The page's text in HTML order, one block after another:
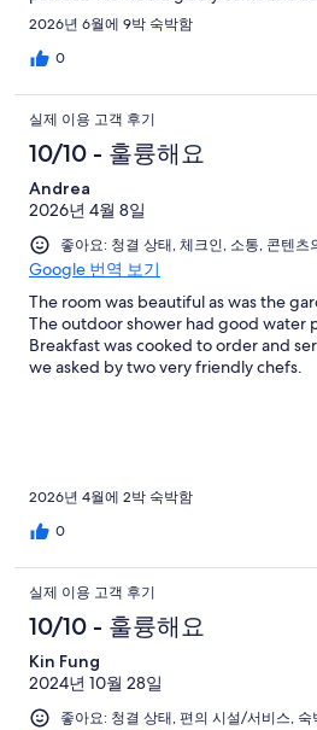
can have these guys looking after us
credit to your accommodation, and
between staying at a big resort, and
2026년 6월에 9박 숙박함
0
실제 이용 고객 후기
10/10 - 훌륭해요
Andrea
2026년 4월 8일
좋아요: 청결 상태, 체크인, 소통, 콘텐츠
Google 번역 보기
The room was beautiful as was the
The outdoor shower had good water
Breakfast was cooked to order and
we asked by two very friendly chefs.
2026년 4월에 2박 숙박함
0
실제 이용 고객 후기
10/10 - 훌륭해요
Kin Fung
2024년 10월 28일
좋아요: 청결 상태, 편의 시설/서비스,